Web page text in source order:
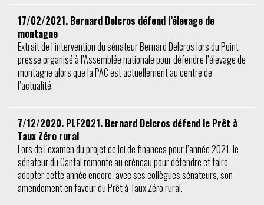
17/02/2021. Bernard Delcros défend l’élevage de
montagne
Extrait de l’intervention du sénateur Bernard Delcros lors du Point
presse organisé à l’Assemblée nationale pour défendre l’élevage de
montagne alors que la PAC est actuellement au centre de
l’actualité.
7/12/2020. PLF2021. Bernard Delcros défend le Prêt à
Taux Zéro rural
Lors de l’examen du projet de loi de finances pour l’année 2021, le
sénateur du Cantal remonte au créneau pour défendre et faire
adopter cette année encore, avec ses collègues sénateurs, son
amendement en faveur du Prêt à Taux Zéro rural.